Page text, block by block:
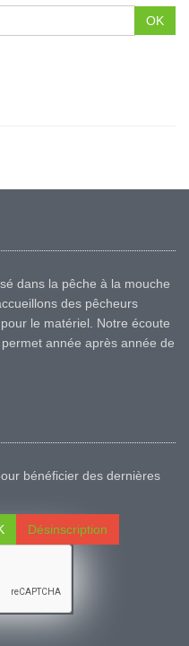
OK
dans la pêche à la mouche
des pêcheurs
le matériel. Notre écoute
année après année de
bénéficier des dernières
Désinscription